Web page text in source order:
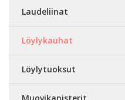
Laudeliinat
Löylykauhat
Löylytuoksut